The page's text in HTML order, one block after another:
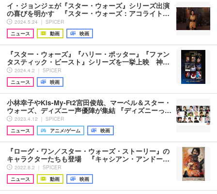
イ・ジョンジェが『スター・ウォーズ』シリーズ出演
の喜びを明かす 『スター・ウォーズ：アコライト…
2024.5.24 ｜ SPICER
ニュース
動画 映画
『スター・ウォーズ』『ハリー・ポッター』『ファン
タスティック・ビースト』シリーズを一挙上映 神…
2024.4.2 ｜ SPICER
ニュース
映画
小林幸子やKis-My-Ft2宮田俊哉、マーベル＆スター・
ウォーズ、ディズニー声優陣が集結 『ディズニーっ…
2023.4.12 ｜ SPICER
ニュース
アニメ/ゲーム 映画
『ローグ・ワン／スター・ウォーズ・ストーリー』の
キャラクターたちも登場 『キャシアン・アンドー…
2022.8.2 ｜ SPICER
ニュース
動画 映画